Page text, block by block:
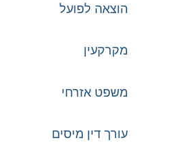
הוצאה לפועל
מקרקעין
משפט אזרחי
עורך דין מיסים